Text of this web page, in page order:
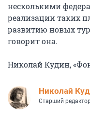
несколькими
реализации таких
развитию новых
говорит она.
Николай Кудин,
Николай
Старший